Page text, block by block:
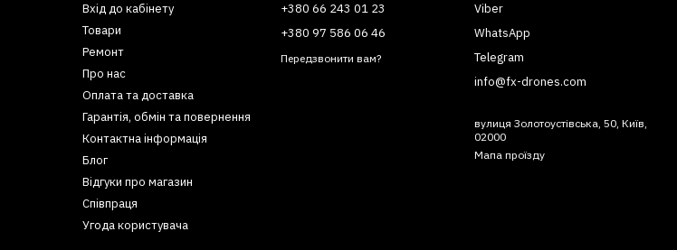
Вхід до кабінету
Товари
Ремонт
Про нас
Оплата та доставка
Гарантія, обмін та повернення
Контактна інформація
Блог
Відгуки про магазин
Співпраця
Угода користувача
+380 66 243 01 23
+380 97 586 06 46
Передзвонити вам?
Viber
WhatsApp
Telegram
info@fx-drones.com
вулиця Золотоустівська, 50, Київ,
02000
Мапа проїзду